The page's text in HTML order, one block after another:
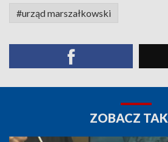
#urząd marszałkowski
ZOBACZ